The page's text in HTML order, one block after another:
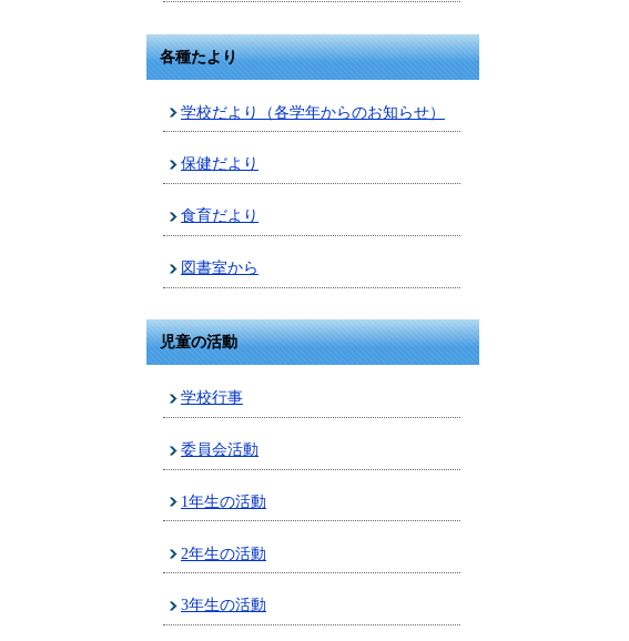
各種たより
学校だより（各学年からのお知らせ）
保健だより
食育だより
図書室から
児童の活動
学校行事
委員会活動
1年生の活動
2年生の活動
3年生の活動